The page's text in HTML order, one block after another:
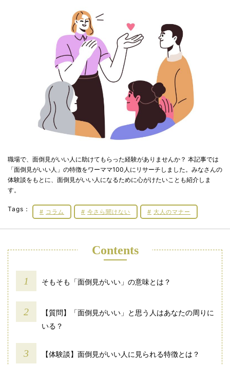
職場で、面倒見がいい人に助けてもらった経験がありませんか？ 本記事では
「面倒見がいい人」の特徴をワーママ100人にリサーチしました。みなさんの
体験談をもとに、面倒見がいい人になるために心がけたいことも紹介しま
す。
Tags： コラム 今さら聞けない 大人のマナー
Contents
そもそも「面倒見がいい」の意味とは？
【質問】「面倒見がいい」と思う人はあなたの周りに
いる？
【体験談】面倒見がいい人に見られる特徴とは？